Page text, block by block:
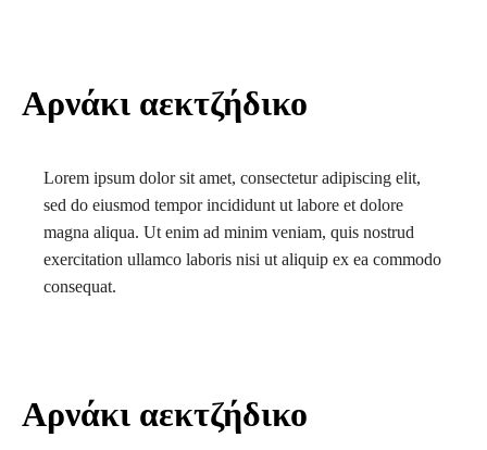
Αρνάκι αεκτζήδικο
Lorem ipsum dolor sit amet, consectetur adipiscing elit,
sed do eiusmod tempor incididunt ut labore et dolore
magna aliqua. Ut enim ad minim veniam, quis nostrud
exercitation ullamco laboris nisi ut aliquip ex ea commodo
consequat.
Αρνάκι αεκτζήδικο